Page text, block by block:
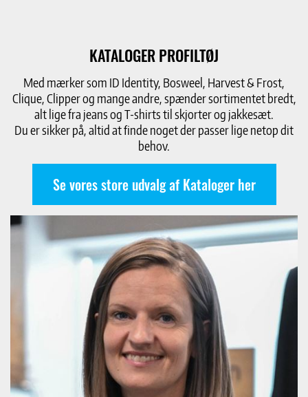
KATALOGER PROFILTØJ
Med mærker som ID Identity, Bosweel, Harvest & Frost,
Clique, Clipper og mange andre, spænder sortimentet bredt,
alt lige fra jeans og T-shirts til skjorter og jakkesæt.
Du er sikker på, altid at finde noget der passer lige netop dit
behov.
Se vores store udvalg af Kataloger her